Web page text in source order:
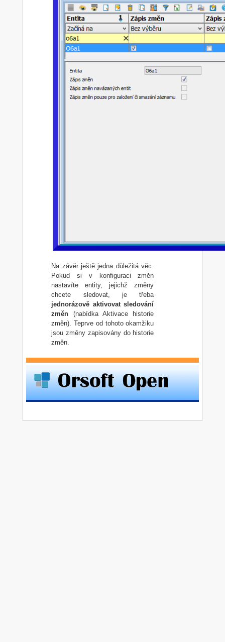
Na závěr ještě jedna důležitá věc.
Pokud si v konfiguraci změn
nastavíte entity, jejichž změny
chcete sledovat, je třeba
jednorázově aktivovat sledování
změn (nabídka Aktivace historie
změn). Teprve od tohoto okamžiku
jsou změny zapisovány do historie
změn.